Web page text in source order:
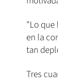
"Lo que
en la
tan
Tres